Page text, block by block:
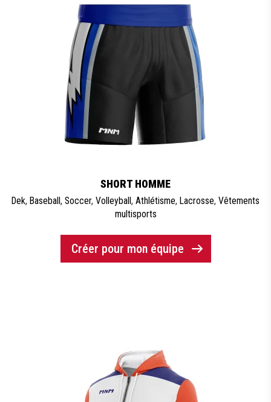
SHORT HOMME
Dek, Baseball , Soccer, Volleyball , Athlétisme, Lacrosse, Vêtements
multisports
Créer pour mon équipe